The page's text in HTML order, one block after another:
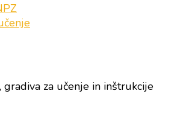
za učenje in inštrukcije